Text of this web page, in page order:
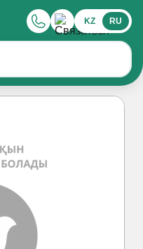
KZ RU